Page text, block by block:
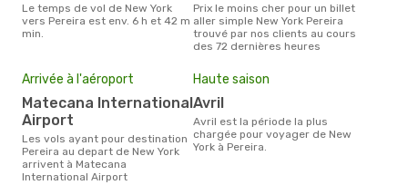
Le temps de vol de New York
vers Pereira est env. 6 h et 42 m
min.
Prix le moins cher pour un billet
aller simple New York Pereira
trouvé par nos clients au cours
des 72 dernières heures
Arrivée à l'aéroport
Matecana International
Airport
Les vols ayant pour destination
Pereira au depart de New York
arrivent à Matecana
International Airport
Haute saison
avril
avril est la période la plus
chargée pour voyager de New
York à Pereira.